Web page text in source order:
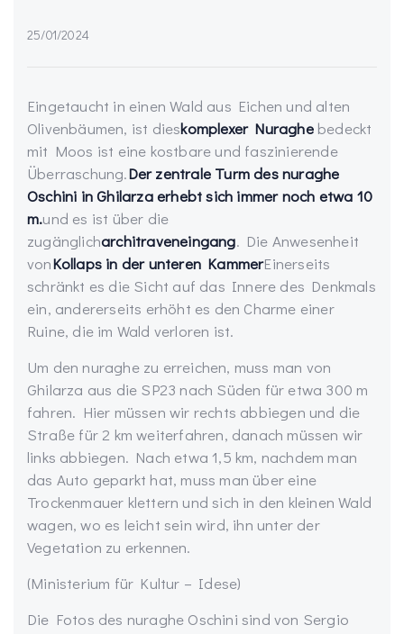
25/01/2024
Eingetaucht in einen Wald aus Eichen und alten
Olivenbäumen, ist dieskomplexer Nuraghe bedeckt
mit Moos ist eine kostbare und faszinierende
Überraschung.Der zentrale Turm des nuraghe
Oschini in Ghilarza erhebt sich immer noch etwa 10
m.und es ist über die
zugänglicharchitraveneingang. Die Anwesenheit
vonKollaps in der unteren KammerEinerseits
schränkt es die Sicht auf das Innere des Denkmals
ein, andererseits erhöht es den Charme einer
Ruine, die im Wald verloren ist.
Um den nuraghe zu erreichen, muss man von
Ghilarza aus die SP23 nach Süden für etwa 300 m
fahren. Hier müssen wir rechts abbiegen und die
Straße für 2 km weiterfahren, danach müssen wir
links abbiegen. Nach etwa 1,5 km, nachdem man
das Auto geparkt hat, muss man über eine
Trockenmauer klettern und sich in den kleinen Wald
wagen, wo es leicht sein wird, ihn unter der
Vegetation zu erkennen.
(Ministerium für Kultur – Idese)
Die Fotos des nuraghe Oschini sind von Sergio